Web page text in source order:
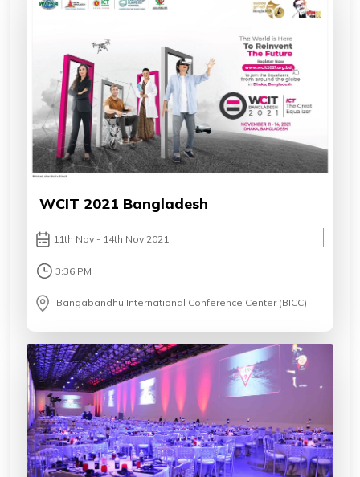
WCIT 2021 Bangladesh
11th Nov - 14th Nov 2021
3:36 PM
Bangabandhu International Conference Center (BICC)